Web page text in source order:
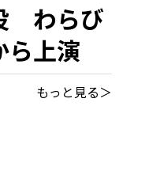
わらび
ら上演
もっと見る＞